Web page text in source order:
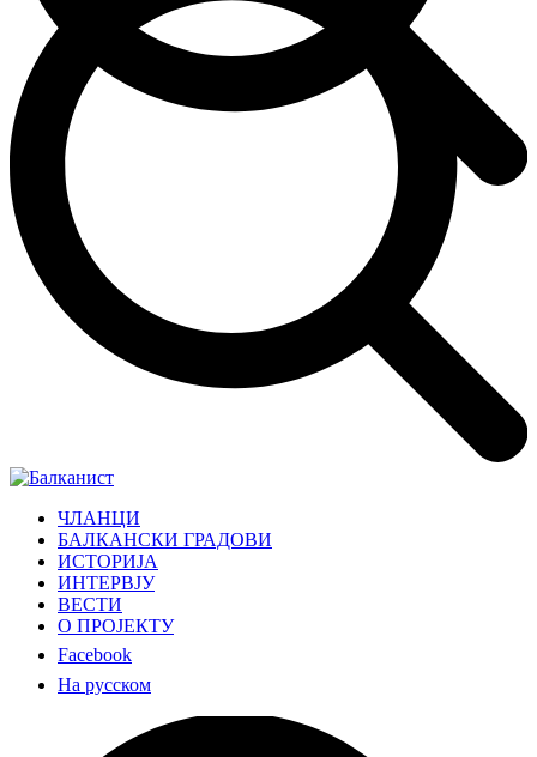
ЧЛАНЦИ
БАЛКАНСКИ ГРАДОВИ
ИСТОРИЈА
ИНТЕРВЈУ
ВЕСТИ
О ПРОЈЕКТУ
Facebook
На русском